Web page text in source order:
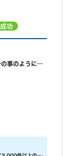
功
事のように親
自己肯定感が
と自信を持ち
違っていたよ
らの対応につ